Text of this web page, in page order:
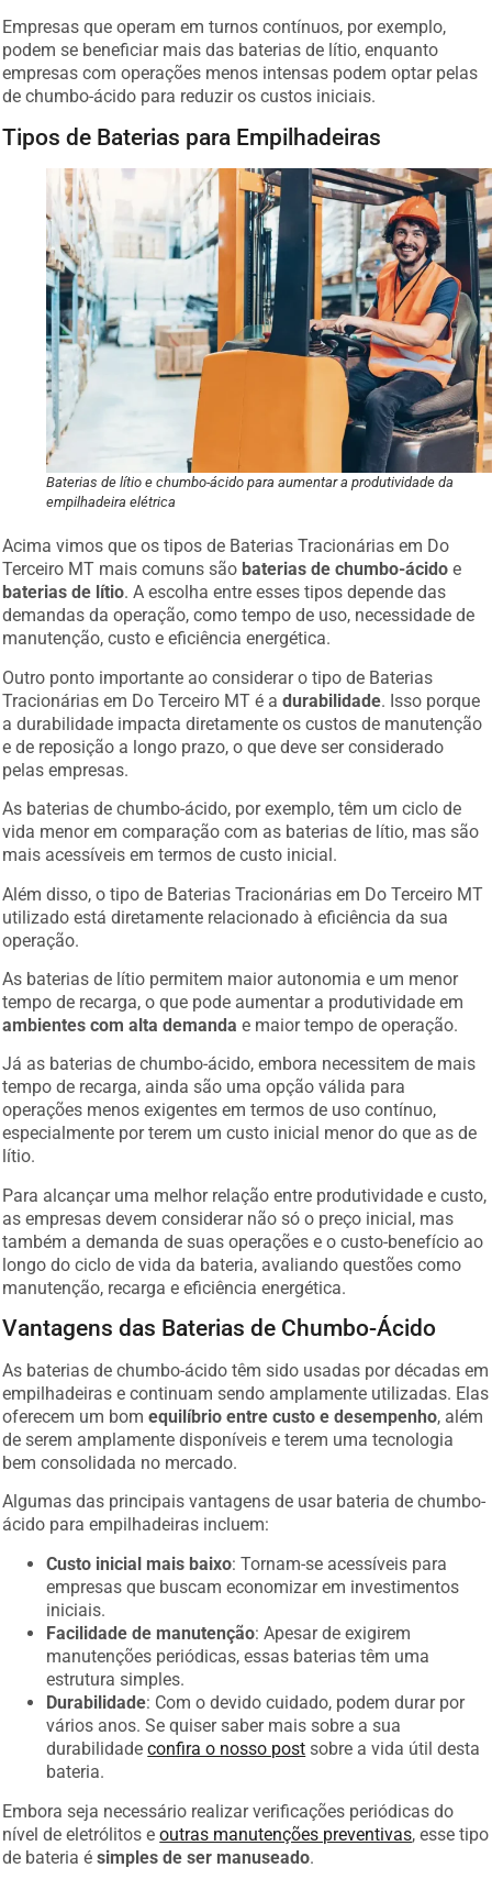
Empresas que operam em turnos contínuos, por exemplo,
podem se beneficiar mais das baterias de lítio, enquanto
empresas com operações menos intensas podem optar pelas
de chumbo-ácido para reduzir os custos iniciais.
Tipos de Baterias para Empilhadeiras
Baterias de lítio e chumbo-ácido para aumentar a produtividade da
empilhadeira elétrica
Acima vimos que os tipos de Baterias Tracionárias em Do
Terceiro MT mais comuns são baterias de chumbo-ácido e
baterias de lítio . A escolha entre esses tipos depende das
demandas da operação, como tempo de uso, necessidade de
manutenção, custo e eficiência energética.
Outro ponto importante ao considerar o tipo de Baterias
Tracionárias em Do Terceiro MT é adurabilidade . Isso porque
a durabilidade impacta diretamente os custos de manutenção
e de reposição a longo prazo, o que deve ser considerado
pelas empresas.
As baterias de chumbo-ácido, por exemplo, têm um ciclo de
vida menor em comparação com as baterias de lítio, mas são
mais acessíveis em termos de custo inicial.
Além disso, o tipo de Baterias Tracionárias em Do Terceiro MT
utilizado está diretamente relacionado à eficiência da sua
operação.
As baterias de lítio permitem maior autonomia e um menor
tempo de recarga, o que pode aumentar a produtividade em
ambientes com alta demanda e maior tempo de operação.
Já as baterias de chumbo-ácido, embora necessitem de mais
tempo de recarga, ainda são uma opção válida para
operações menos exigentes em termos de uso contínuo,
especialmente por terem um custo inicial menor do que as de
lítio.
Para alcançar uma melhor relação entre produtividade e custo,
as empresas devem considerar não só o preço inicial, mas
também a demanda de suas operações e o custo-benefício ao
longo do ciclo de vida da bateria, avaliando questões como
manutenção, recarga e eficiência energética.
Vantagens das Baterias de Chumbo-Ácido
As baterias de chumbo-ácido têm sido usadas por décadas em
empilhadeiras e continuam sendo amplamente utilizadas. Elas
oferecem um bomequilíbrio entre custo e desempenho , além
de serem amplamente disponíveis e terem uma tecnologia
bem consolidada no mercado.
Algumas das principais vantagens de usar bateria de chumbo-
ácido para empilhadeiras incluem:
Custo inicial mais baixo: Tornam-se acessíveis para
empresas que buscam economizar em investimentos
iniciais.
Facilidade de manutenção: Apesar de exigirem
manutenções periódicas, essas baterias têm uma
estrutura simples.
Durabilidade: Com o devido cuidado, podem durar por
vários anos. Se quiser saber mais sobre a sua
durabilidadeconfira o nosso post sobre a vida útil desta
bateria.
Embora seja necessário realizar verificações periódicas do
nível de eletrólitos eoutras manutenções preventivas , esse tipo
de bateria ésimples de ser manuseado